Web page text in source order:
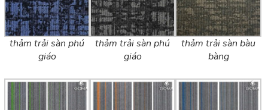
thảm trải sàn phú
giáo
thảm trải sàn phú
giáo
thảm trải sàn bàu
bàng